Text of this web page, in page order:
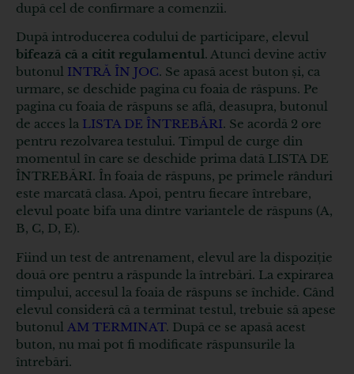
după cel de confirmare a comenzii.
După introducerea codului de participare, elevul
bifează că a citit regulamentul. Atunci devine activ
butonul INTRĂ ÎN JOC. Se apasă acest buton și, ca
urmare, se deschide pagina cu foaia de răspuns. Pe
pagina cu foaia de răspuns se află, deasupra, butonul
de acces la LISTA DE ÎNTREBĂRI. Se acordă 2 ore
pentru rezolvarea testului. Timpul de curge din
momentul în care se deschide prima dată LISTA DE
ÎNTREBĂRI. În foaia de răspuns, pe primele rânduri
este marcată clasa. Apoi, pentru fiecare întrebare,
elevul poate bifa una dintre variantele de răspuns (A,
B, C, D, E).
Fiind un test de antrenament, elevul are la dispoziție
două ore pentru a răspunde la întrebări. La expirarea
timpului, accesul la foaia de răspuns se închide. Când
elevul consideră că a terminat testul, trebuie să apese
butonul AM TERMINAT. După ce se apasă acest
buton, nu mai pot fi modificate răspunsurile la
întrebări.